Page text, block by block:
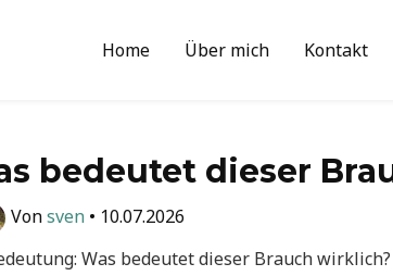
Home Über mich Kontakt
bedeutet dieser
Vonsven • 10.07.2026
Was bedeutet dieser Brauch wirklich?